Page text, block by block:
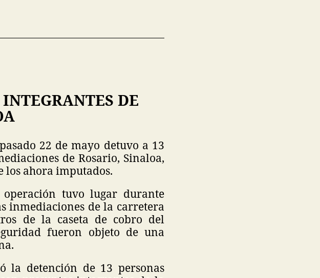
DE
22 de mayo detuvo a 13
de Rosario, Sinaloa,
los ahora imputados.
tuvo lugar durante
inmediaciones de la carretera
de la caseta de cobro del
fueron objeto de una
la detención de 13 personas